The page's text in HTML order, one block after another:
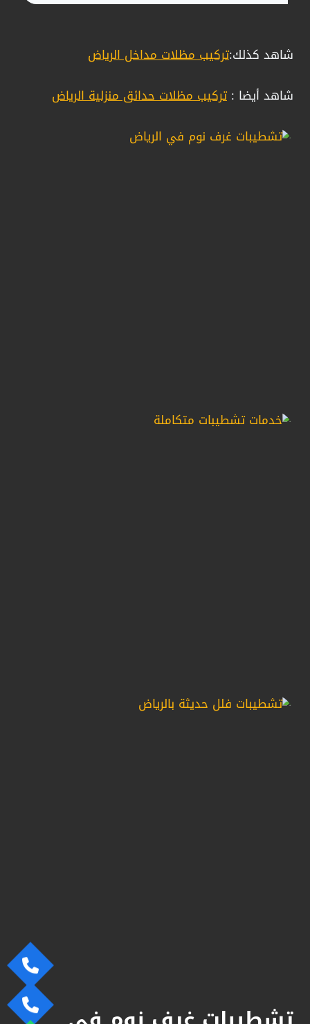
شاهد كذلك:تركيب مظلات مداخل الرياض
شاهد أيضا : تركيب مظلات حدائق منزلية الرياض